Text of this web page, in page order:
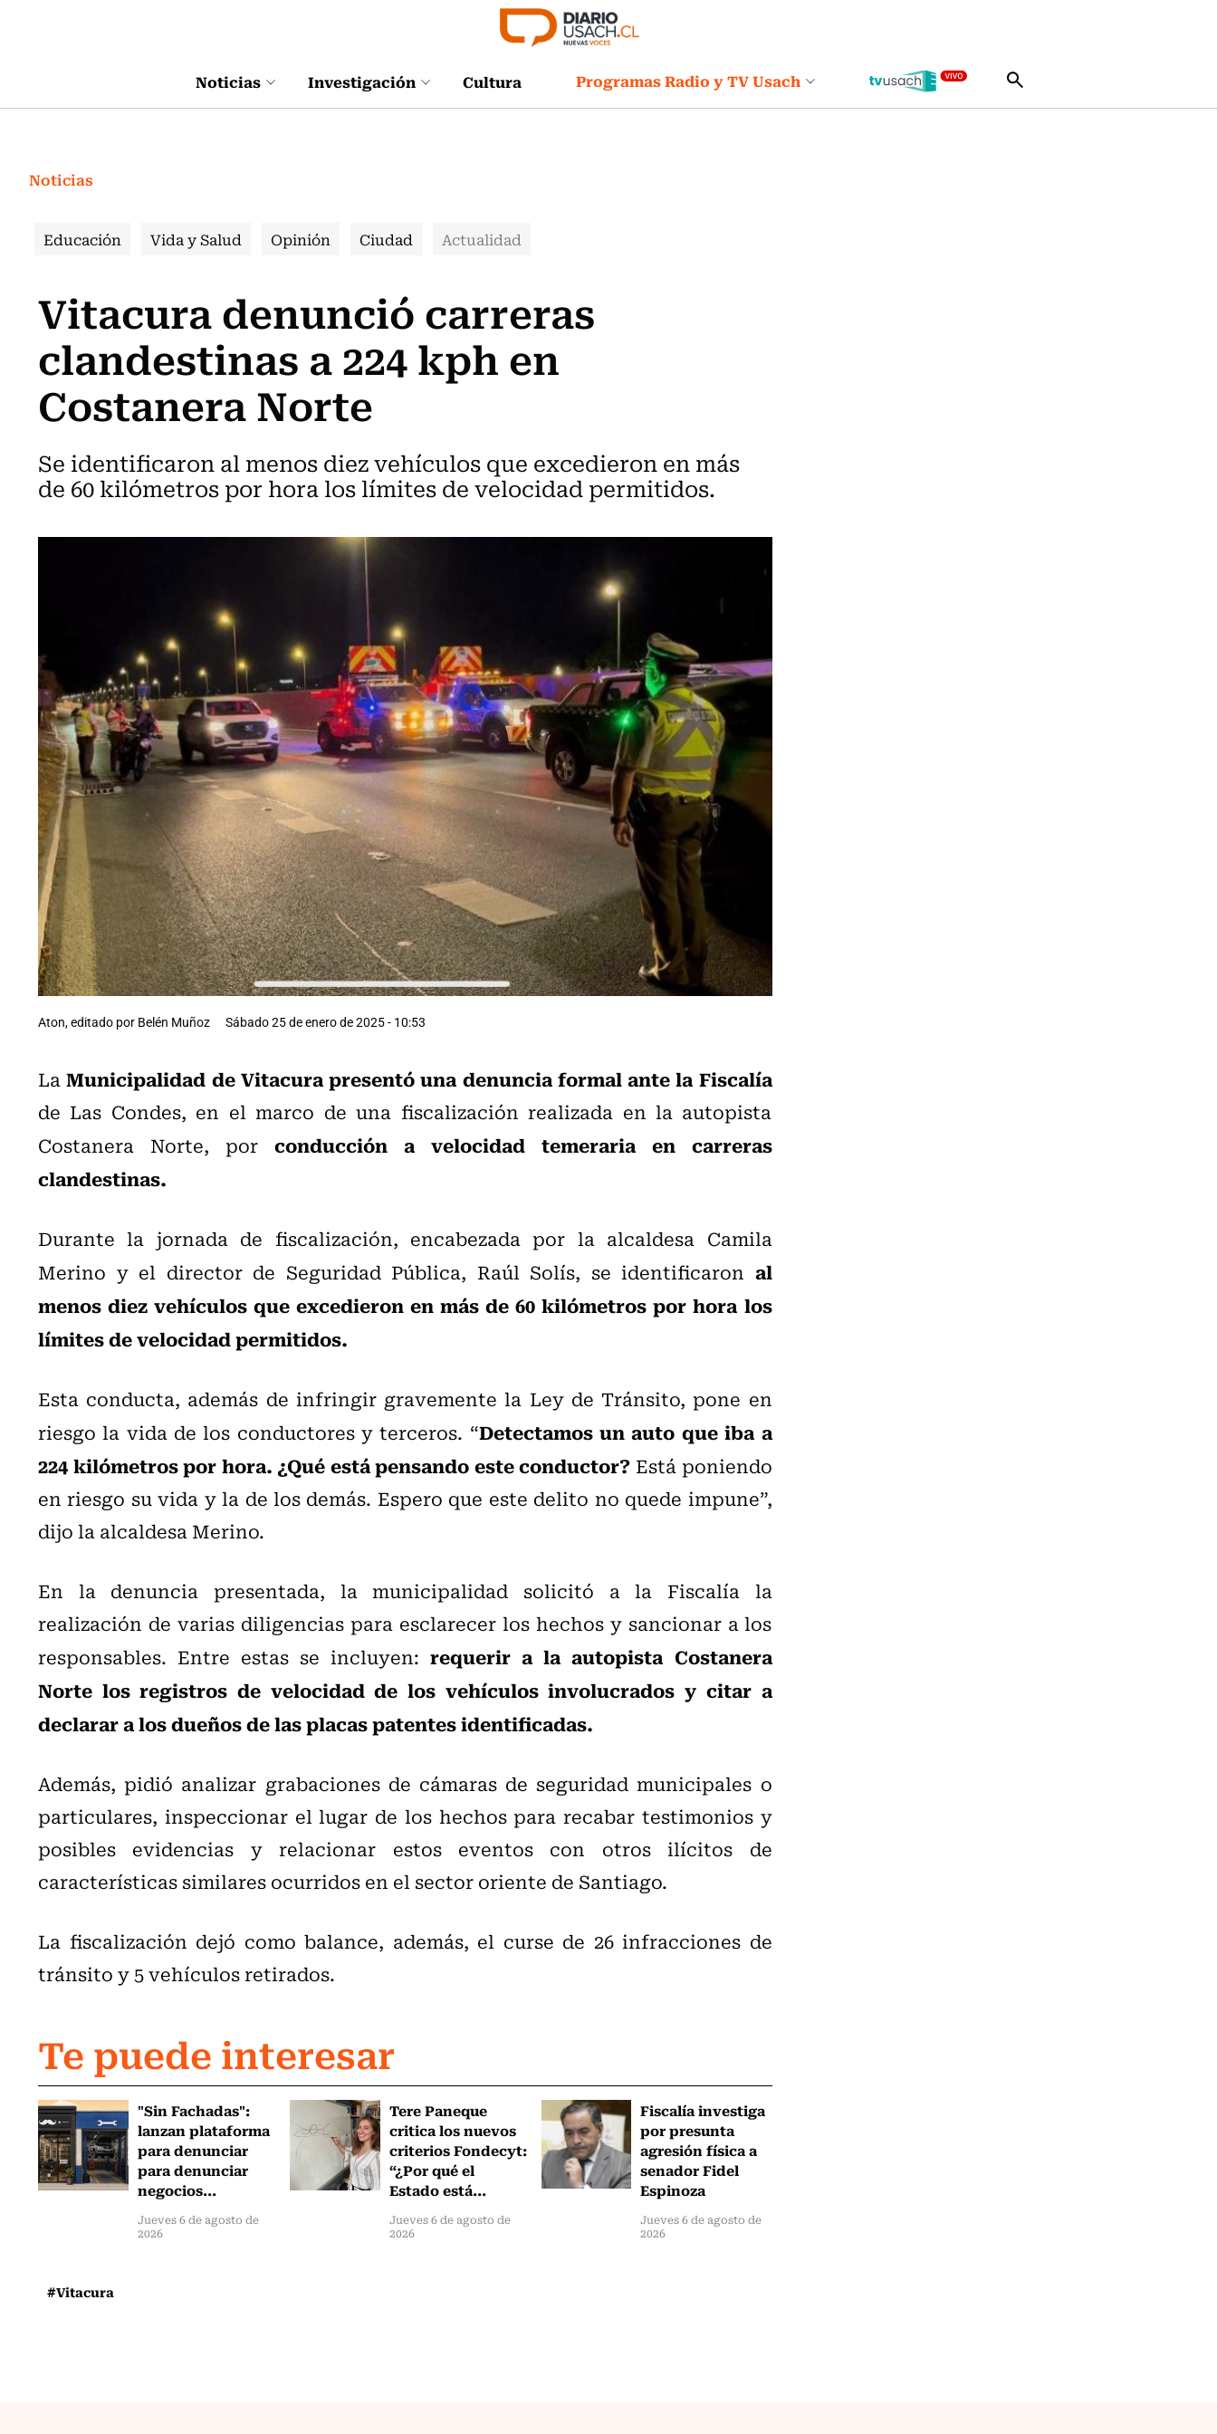
Noticias Investigación Cultura Programas Radio y TV Usach
Noticias
Educación Vida y Salud Opinión Ciudad Actualidad
Vitacura denunció carreras
clandestinas a 224 kph en
Costanera Norte
Se identificaron al menos diez vehículos que excedieron en más
de 60 kilómetros por hora los límites de velocidad permitidos.
Aton, editado por Belén Muñoz Sábado 25 de enero de 2025 - 10:53
LaMunicipalidad de Vitacura presentó una denuncia formal ante la Fiscalía
de Las Condes, en el marco de una fiscalización realizada en la autopista
Costanera Norte, porconducción a velocidad temeraria en carreras
clandestinas.
Durante la jornada de fiscalización, encabezada por la alcaldesa Camila
Merino y el director de Seguridad Pública, Raúl Solís, se identificaron al
menos diez vehículos que excedieron en más de 60 kilómetros por hora los
límites de velocidad permitidos.
Esta conducta, además de infringir gravemente la Ley de Tránsito, pone en
riesgo la vida de los conductores y terceros. “Detectamos un auto que iba a
224 kilómetros por hora. ¿Qué está pensando este conductor? Está poniendo
en riesgo su vida y la de los demás. Espero que este delito no quede impune”,
dijo la alcaldesa Merino.
En la denuncia presentada, la municipalidad solicitó a la Fiscalía la
realización de varias diligencias para esclarecer los hechos y sancionar a los
responsables. Entre estas se incluyen:requerir a la autopista Costanera
Norte los registros de velocidad de los vehículos involucrados y citar a
declarar a los dueños de las placas patentes identificadas.
Además, pidió analizar grabaciones de cámaras de seguridad municipales o
particulares, inspeccionar el lugar de los hechos para recabar testimonios y
posibles evidencias y relacionar estos eventos con otros ilícitos de
características similares ocurridos en el sector oriente de Santiago.
La fiscalización dejó como balance, además, el curse de 26 infracciones de
tránsito y 5 vehículos retirados.
Te puede interesar
"Sin Fachadas":
lanzan plataforma
para denunciar
para denunciar
negocios...
Jueves 6 de agosto de
2026
Tere Paneque
critica los nuevos
criterios Fondecyt:
“¿Por qué el
Estado está...
Jueves 6 de agosto de
2026
Fiscalía investiga
por presunta
agresión física a
senador Fidel
Espinoza
Jueves 6 de agosto de
2026
#Vitacura